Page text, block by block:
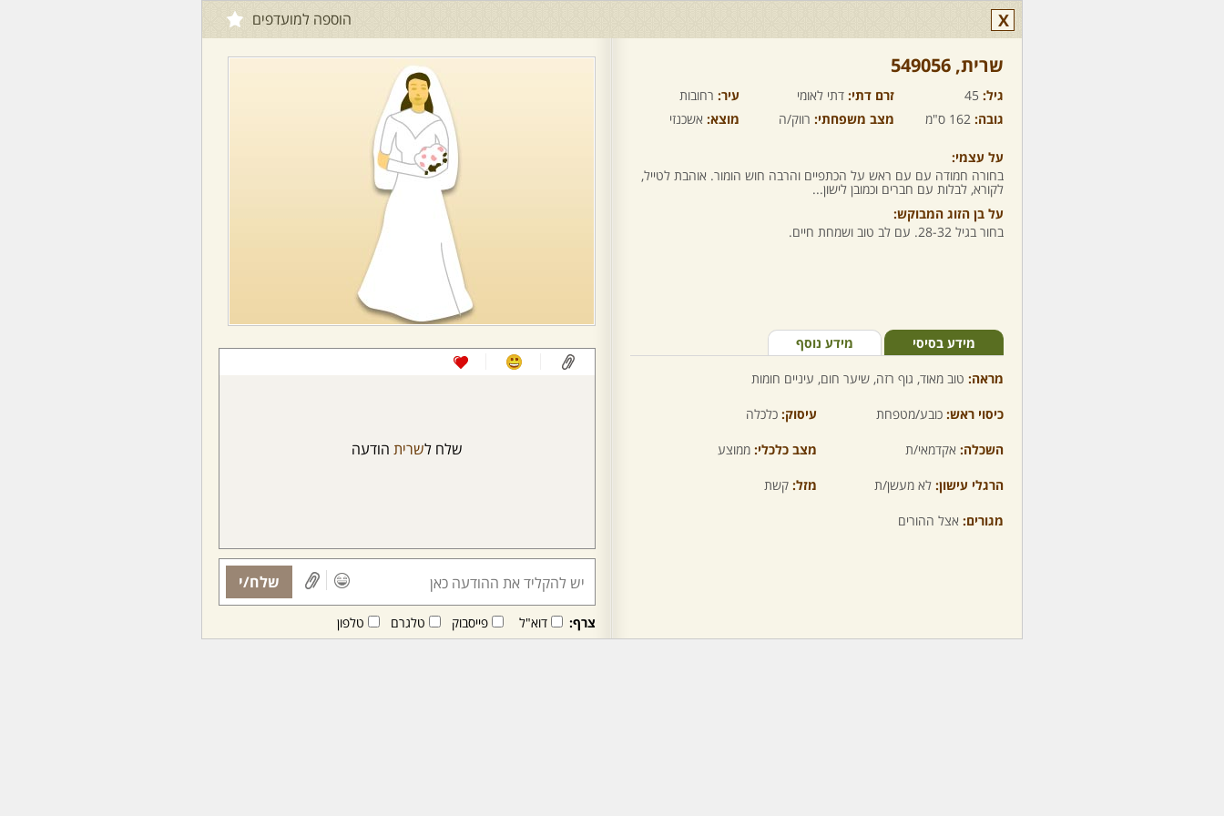
X הוספה למועדפים
שרית,‏ 549056
גיל: 45 זרם דתי: דתי לאומי עיר: רחובות
גובה: 162 ס"מ מצב משפחתי: רווק/ה מוצא: אשכנזי
על עצמי:
בחורה חמודה עם עם ראש על הכתפיים והרבה חוש הומור. אוהבת לטייל,
לקורא, לבלות עם חברים וכמובן לישון...
על בן הזוג המבוקש:
בחור בגיל 28-32. עם לב טוב ושמחת חיים.
מידע בסיסי מידע נוסף
מראה: טוב מאוד, גוף רזה, שיער חום, עיניים חומות
כיסוי ראש: כובע/מטפחת עיסוק: כלכלה
השכלה: אקדמאי/ת מצב כלכלי: ממוצע
הרגלי עישון: לא מעשן/ת מזל: קשת
מגורים: אצל ההורים
שלח לשרית הודעה
שלח/י
צרף: דוא"ל פייסבוק טלגרם טלפון